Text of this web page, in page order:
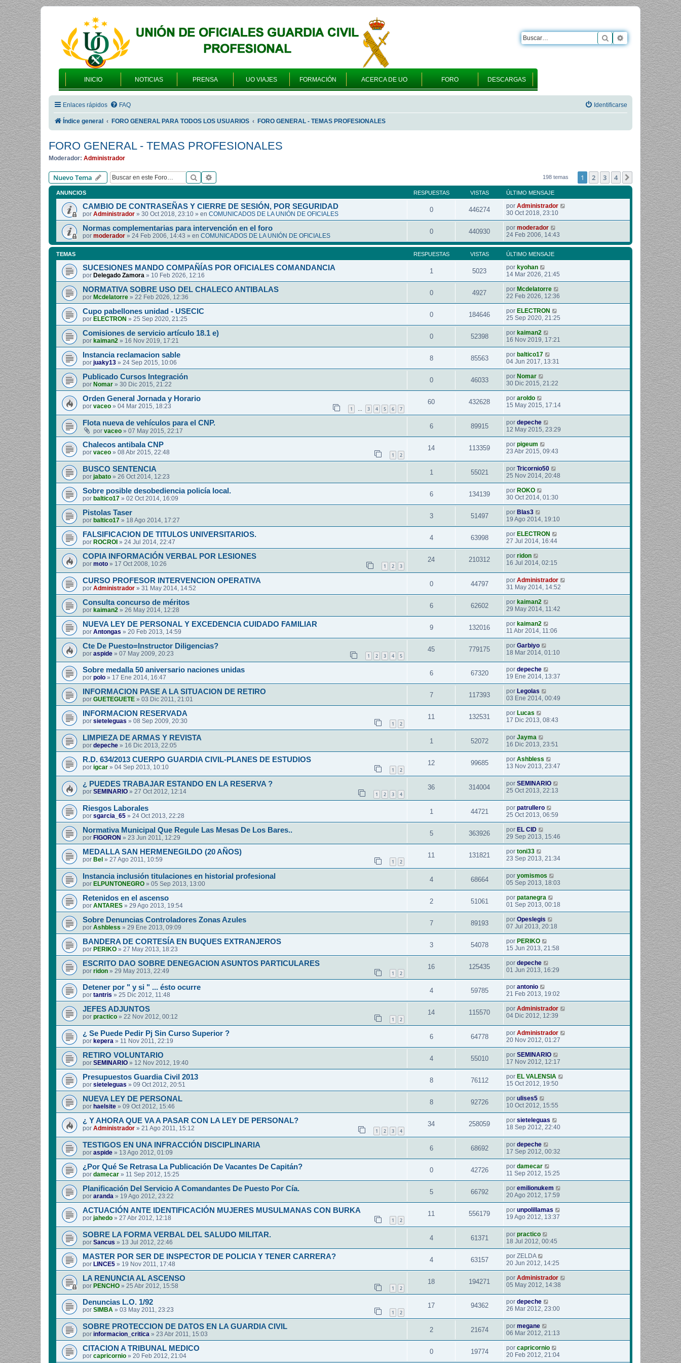
INICIO NOTICIAS PRENSA UO VIAJES FORMACIÓN ACERCA DE UO FORO DESCARGAS
Buscar Búsqueda
Enlaces rápidos FAQ Identificarse
Índice general FORO GENERAL PARA TODOS LOS USUARIOS FORO GENERAL - TEMAS PROFESIONALES
FORO GENERAL - TEMAS PROFESIONALES
Moderador: Administrador
Nuevo Tema Buscar 198 temas 1 2 3 4 Siguiente
ANUNCIOS RESPUESTAS VISTAS ÚLTIMO MENSAJE
CAMBIO DE CONTRASEÑAS Y CIERRE DE SESIÓN, POR SEGURIDAD
por Administrador » 30 Oct 2018, 23:10 » en COMUNICADOS DE LA UNIÓN DE OFICIALES
0 446274 por Administrador
30 Oct 2018, 23:10
Normas complementarias para intervención en el foro
por moderador » 24 Feb 2006, 14:43 » en COMUNICADOS DE LA UNIÓN DE OFICIALES
0 440930 por moderador
24 Feb 2006, 14:43
TEMAS RESPUESTAS VISTAS ÚLTIMO MENSAJE
SUCESIONES MANDO COMPAÑÍAS POR OFICIALES COMANDANCIA
por Delegado Zamora » 10 Feb 2026, 12:16
1 5023 por kyohan
14 Mar 2026, 21:45
NORMATIVA SOBRE USO DEL CHALECO ANTIBALAS
por Mcdelatorre » 22 Feb 2026, 12:36
0 4927 por Mcdelatorre
22 Feb 2026, 12:36
Cupo pabellones unidad - USECIC
por ELECTRON » 25 Sep 2020, 21:25
0 184646 por ELECTRON
25 Sep 2020, 21:25
Comisiones de servicio artículo 18.1 e)
por kaiman2 » 16 Nov 2019, 17:21
0 52398 por kaiman2
16 Nov 2019, 17:21
Instancia reclamacion sable
por juaky13 » 24 Sep 2015, 10:06
8 85563 por baltico17
04 Jun 2017, 13:31
Publicado Cursos Integración
por Nomar » 30 Dic 2015, 21:22
0 46033 por Nomar
30 Dic 2015, 21:22
Orden General Jornada y Horario
por vaceo » 04 Mar 2015, 18:23 1 3 4 5 6 7
60 432628 por aroldo
15 May 2015, 17:14
Flota nueva de vehículos para el CNP.
por vaceo » 07 May 2015, 22:17
6 89915 por depeche
12 May 2015, 23:29
Chalecos antibala CNP
por vaceo » 08 Abr 2015, 22:48 1 2
14 113359 por pigeum
23 Abr 2015, 09:43
BUSCO SENTENCIA
por jabato » 26 Oct 2014, 12:23
1 55021 por Tricornio50
25 Nov 2014, 20:48
Sobre posible desobediencia policía local.
por baltico17 » 02 Oct 2014, 16:09
6 134139 por ROKO
30 Oct 2014, 01:30
Pistolas Taser
por baltico17 » 18 Ago 2014, 17:27
3 51497 por Blas3
19 Ago 2014, 19:10
FALSIFICACION DE TITULOS UNIVERSITARIOS.
por ROCROI » 24 Jul 2014, 22:47
4 63998 por ELECTRON
27 Jul 2014, 16:44
COPIA INFORMACIÓN VERBAL POR LESIONES
por moto » 17 Oct 2008, 10:26 1 2 3
24 210312 por ridon
16 Jul 2014, 02:15
CURSO PROFESOR INTERVENCION OPERATIVA
por Administrador » 31 May 2014, 14:52
0 44797 por Administrador
31 May 2014, 14:52
Consulta concurso de méritos
por kaiman2 » 26 May 2014, 12:28
6 62602 por kaiman2
29 May 2014, 11:42
NUEVA LEY DE PERSONAL Y EXCEDENCIA CUIDADO FAMILIAR
por Antongas » 20 Feb 2013, 14:59
9 132016 por kaiman2
11 Abr 2014, 11:06
Cte De Puesto=Instructor Diligencias?
por aspide » 07 May 2009, 20:23 1 2 3 4 5
45 779175 por Garbiyo
18 Mar 2014, 01:10
Sobre medalla 50 aniversario naciones unidas
por polo » 17 Ene 2014, 16:47
6 67320 por depeche
19 Ene 2014, 13:37
INFORMACION PASE A LA SITUACION DE RETIRO
por GUETEGUETE » 03 Dic 2011, 21:01
7 117393 por Legolas
03 Ene 2014, 00:49
INFORMACION RESERVADA
por sieteleguas » 08 Sep 2009, 20:30 1 2
11 132531 por Lucas
17 Dic 2013, 08:43
LIMPIEZA DE ARMAS Y REVISTA
por depeche » 16 Dic 2013, 22:05
1 52072 por Jayma
16 Dic 2013, 23:51
R.D. 634/2013 CUERPO GUARDIA CIVIL-PLANES DE ESTUDIOS
por igcar » 04 Sep 2013, 10:10 1 2
12 99685 por Ashbless
13 Nov 2013, 23:47
¿ PUEDES TRABAJAR ESTANDO EN LA RESERVA ?
por SEMINARIO » 27 Oct 2012, 12:14 1 2 3 4
36 314004 por SEMINARIO
25 Oct 2013, 22:13
Riesgos Laborales
por sgarcia_65 » 24 Oct 2013, 22:28
1 44721 por patrullero
25 Oct 2013, 06:59
Normativa Municipal Que Regule Las Mesas De Los Bares..
por FIGORON » 23 Jun 2011, 12:29
5 363926 por EL CID
29 Sep 2013, 15:46
MEDALLA SAN HERMENEGILDO (20 AÑOS)
por Bel » 27 Ago 2011, 10:59 1 2
11 131821 por toni33
23 Sep 2013, 21:34
Instancia inclusión titulaciones en historial profesional
por ELPUNTONEGRO » 05 Sep 2013, 13:00
4 68664 por yomismos
05 Sep 2013, 18:03
Retenidos en el ascenso
por ANTARES » 29 Ago 2013, 19:54
2 51061 por patanegra
01 Sep 2013, 00:18
Sobre Denuncias Controladores Zonas Azules
por Ashbless » 29 Ene 2013, 09:09
7 89193 por Opeslegis
07 Jul 2013, 20:18
BANDERA DE CORTESÍA EN BUQUES EXTRANJEROS
por PERIKO » 27 May 2013, 18:23
3 54078 por PERIKO
15 Jun 2013, 21:58
ESCRITO DAO SOBRE DENEGACION ASUNTOS PARTICULARES
por ridon » 29 May 2013, 22:49 1 2
16 125435 por depeche
01 Jun 2013, 16:29
Detener por " y si " ... ésto ocurre
por tantris » 25 Dic 2012, 11:48
4 59785 por antonio
21 Feb 2013, 19:02
JEFES ADJUNTOS
por practico » 22 Nov 2012, 00:12 1 2
14 115570 por Administrador
04 Dic 2012, 12:39
¿ Se Puede Pedir Pj Sin Curso Superior ?
por kepera » 11 Nov 2011, 22:19
6 64778 por Administrador
20 Nov 2012, 01:27
RETIRO VOLUNTARIO
por SEMINARIO » 12 Nov 2012, 19:40
4 55010 por SEMINARIO
17 Nov 2012, 12:17
Presupuestos Guardia Civil 2013
por sieteleguas » 09 Oct 2012, 20:51
8 76112 por EL VALENSIA
15 Oct 2012, 19:50
NUEVA LEY DE PERSONAL
por haelsite » 09 Oct 2012, 15:46
8 92726 por ulises5
10 Oct 2012, 15:55
¿ Y AHORA QUE VA A PASAR CON LA LEY DE PERSONAL?
por Administrador » 21 Ago 2011, 15:12 1 2 3 4
34 258059 por sieteleguas
18 Sep 2012, 22:40
TESTIGOS EN UNA INFRACCIÓN DISCIPLINARIA
por aspide » 13 Ago 2012, 01:09
6 68692 por depeche
17 Sep 2012, 00:32
¿Por Qué Se Retrasa La Publicación De Vacantes De Capitán?
por damecar » 11 Sep 2012, 15:25
0 42726 por damecar
11 Sep 2012, 15:25
Planificación Del Servicio A Comandantes De Puesto Por Cía.
por aranda » 19 Ago 2012, 23:22
5 66792 por emilionukem
20 Ago 2012, 17:59
ACTUACIÓN ANTE IDENTIFICACIÓN MUJERES MUSULMANAS CON BURKA
por jahedo » 27 Abr 2012, 12:18 1 2
11 556179 por unpolillamas
19 Ago 2012, 13:37
SOBRE LA FORMA VERBAL DEL SALUDO MILITAR.
por Sancus » 13 Jul 2012, 22:46
4 61371 por practico
18 Jul 2012, 00:45
MASTER POR SER DE INSPECTOR DE POLICIA Y TENER CARRERA?
por LINCE5 » 19 Nov 2011, 17:48
4 63157 por ZELDA
20 Jun 2012, 14:25
LA RENUNCIA AL ASCENSO
por PENCHO » 25 Abr 2012, 15:58 1 2
18 194271 por Administrador
05 May 2012, 14:38
Denuncias L.O. 1/92
por SIMBA » 03 May 2011, 23:23 1 2
17 94362 por depeche
26 Mar 2012, 23:00
SOBRE PROTECCION DE DATOS EN LA GUARDIA CIVIL
por informacion_critica » 23 Abr 2011, 15:03
2 21674 por megane
06 Mar 2012, 21:13
CITACION A TRIBUNAL MEDICO
por capricornio » 20 Feb 2012, 21:04
0 19774 por capricornio
20 Feb 2012, 21:04